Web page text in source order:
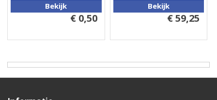
Bekijk
€ 0,50
Bekijk
€ 59,25